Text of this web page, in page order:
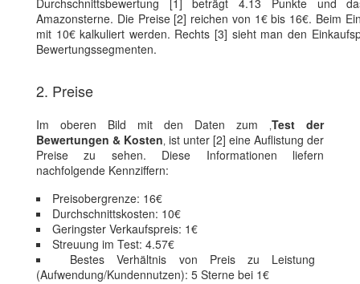
Durchschnittsbewertung [1] beträgt 4.13 Punkte und
Amazonsterne. Die Preise [2] reichen von 1€ bis 16€. Beim
mit 10€ kalkuliert werden. Rechts [3] sieht man den
Bewertungssegmenten.
2. Preise
Im oberen Bild mit den Daten zum ‚Test der
Bewertungen & Kosten‚ ist unter [2] eine Auflistung der
Preise zu sehen. Diese Informationen liefern
nachfolgende Kennziffern:
Preisobergrenze: 16€
Durchschnittskosten: 10€
Geringster Verkaufspreis: 1€
Streuung im Test: 4.57€
Bestes Verhältnis von Preis zu Leistung
(Aufwendung/Kundennutzen): 5 Sterne bei 1€